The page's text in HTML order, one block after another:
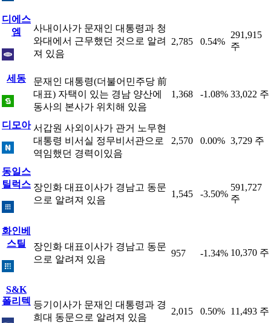
디에스
엠
사내이사가 문재인 대통령과 청
와대에서 근무했던 것으로 알려
져 있음
2,785 0.54%
291,915
주
세동
문재인 대통령(더불어민주당 前
대표) 자택이 있는 경남 양산에
동사의 본사가 위치해 있음
1,368 -1.08% 33,022 주
디모아 서갑원 사외이사가 관거 노무현
대통령 비서실 정무비서관으로
역임했던 경력이있음
2,570 0.00% 3,729 주
동일스
틸럭스 장인화 대표이사가 경남고 동문
으로 알려져 있음
1,545 -3.50%
591,727
주
화인베
스틸
장인화 대표이사가 경남고 동문
으로 알려져 있음
957 -1.34% 10,370 주
S&K
폴리텍 등기이사가 문재인 대통령과 경
희대 동문으로 알려져 있음
2,015 0.50% 11,493 주